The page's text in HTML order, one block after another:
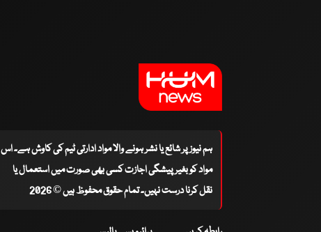
ہم نیوز پر شائع یا نشر ہونے والا مواد ادارتی ٹیم کی کاوش ہے۔ اس
مواد کو بغیر پیشگی اجازت کسی بھی صورت میں استعمال یا
نقل کرنا درست نہیں۔ تمام حقوق محفوظ ہیں © 2026